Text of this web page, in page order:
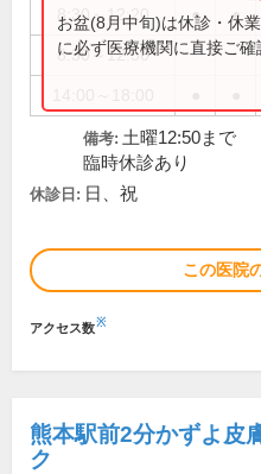
8:30～12:20 ● ●
8:30～12:50
お盆(8月中旬)は休診・休
に必ず医療機関に直接ご確
備考: 土曜12:50まで
臨時休診あり
休診日: 日、祝
この医院
アクセス数※
熊本駅前2分かずよ皮
ク